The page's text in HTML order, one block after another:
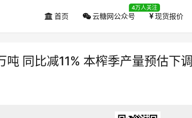
首页 云糖网公众号
4万人关注
现货报价
同比减11% 本榨季产量预估下调